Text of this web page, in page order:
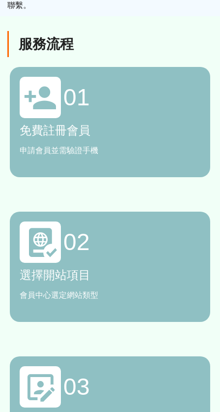
聯繫。
服務流程
01
免費註冊會員
申請會員並需驗證手機
02
選擇開站項目
會員中心選定網站類型
03